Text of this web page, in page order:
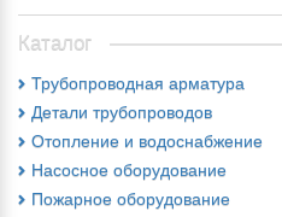
Каталог
Трубопроводная арматура
Детали трубопроводов
Отопление и водоснабжение
Насосное оборудование
Пожарное оборудование